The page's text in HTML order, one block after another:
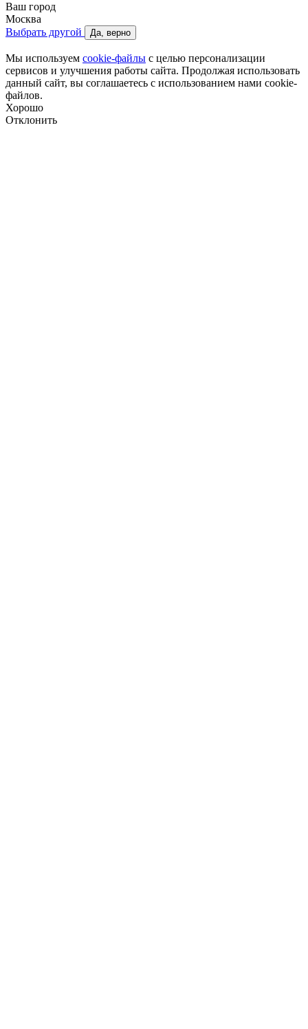
Ваш город
Москва
Выбрать другой
Да, верно
Мы используем cookie-файлы с целью персонализации
сервисов и улучшения работы сайта. Продолжая использовать
данный сайт, вы соглашаетесь с использованием нами cookie-
файлов.
Хорошо
Отклонить